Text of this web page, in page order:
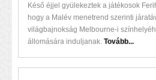
Késő éjjel gyülekeztek a játékosok
hogy a Malév menetrend szerinti
világbajnokság Melbourne-i
állomására induljanak. Tovább...